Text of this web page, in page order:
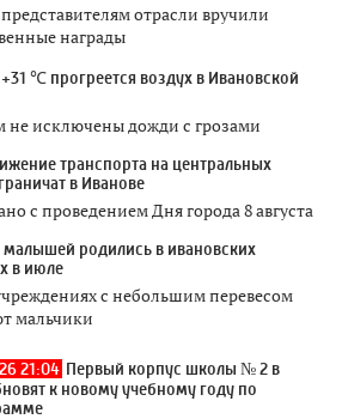
отрасли вручили
награды
℃ прогреется воздух в Ивановской
не исключены дожди с грозами
транспорта на центральных
в Иванове
с проведением Дня города 8 августа
малышей родились в ивановских
в июле
с небольшим перевесом
мальчики
21:04 Первый корпус школы № 2 в
к новому учебному году по